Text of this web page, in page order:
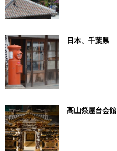
日本、千葉県
高山祭屋台会館